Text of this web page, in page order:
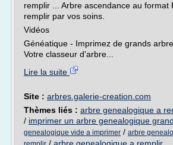
remplir ... Arbre ascendance au format
remplir par vos soins.
Vidéos
Généatique - Imprimez de grands
Votre classeur d'arbre...
Lire la suite
Site : arbres.galerie-creation.com
Thèmes liés : arbre genealogique a
/ imprimer un arbre genealogique
genealogique vide a imprimer / arbre